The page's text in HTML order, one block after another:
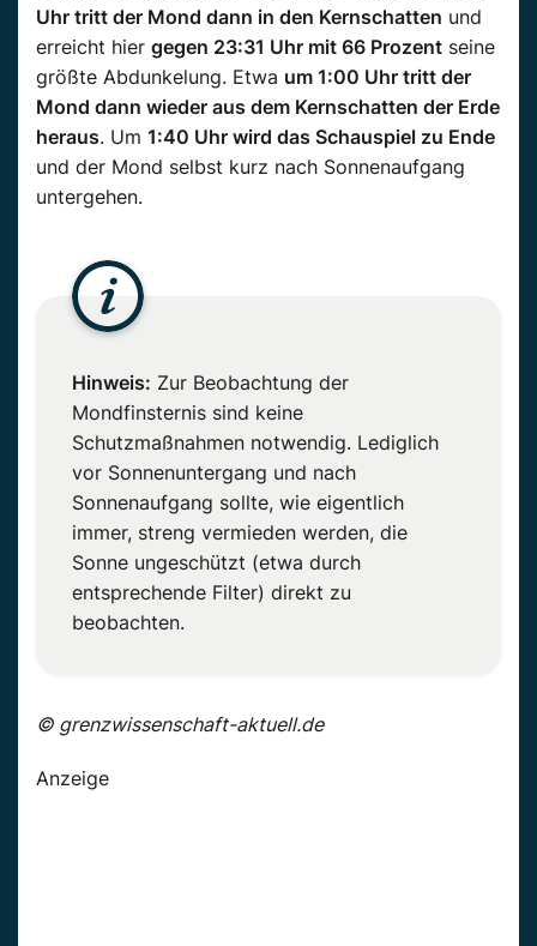
Uhr tritt der Mond dann in den Kernschatten und
erreicht hier gegen 23:31 Uhr mit 66 Prozent seine
größte Abdunkelung. Etwa um 1:00 Uhr tritt der
Mond dann wieder aus dem Kernschatten der Erde
heraus. Um 1:40 Uhr wird das Schauspiel zu Ende
und der Mond selbst kurz nach Sonnenaufgang
untergehen.
Hinweis: Zur Beobachtung der
Mondfinsternis sind keine
Schutzmaßnahmen notwendig. Lediglich
vor Sonnenuntergang und nach
Sonnenaufgang sollte, wie eigentlich
immer, streng vermieden werden, die
Sonne ungeschützt (etwa durch
entsprechende Filter) direkt zu
beobachten.
© grenzwissenschaft-aktuell.de
Anzeige